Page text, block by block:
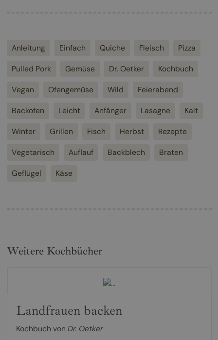
Anleitung Einfach Quiche Fleisch Pizza
Pulled Pork Gemüse Dr. Oetker Kochbuch
Vegan Ofengemüse Wild Feierabend
Backofen Leicht Anfänger Lasagne Kalt
Winter Grillen Fisch Herbst Rezepte
Vegetarisch Auflauf Backblech Braten
Geflügel Käse
Weitere Kochbücher
Landfrauen backen
Kochbuch von Dr. Oetker